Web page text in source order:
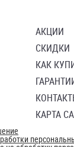
АКЦИИ
СКИДКИ
КАК
КАРТА